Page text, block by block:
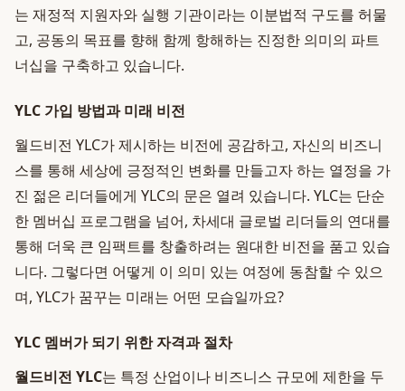
는 재정적 지원자와 실행 기관이라는 이분법적 구도를 허물
고, 공동의 목표를 향해 함께 항해하는 진정한 의미의 파트
너십을 구축하고 있습니다.
YLC 가입 방법과 미래 비전
월드비전 YLC가 제시하는 비전에 공감하고, 자신의 비즈니
스를 통해 세상에 긍정적인 변화를 만들고자 하는 열정을 가
진 젊은 리더들에게 YLC의 문은 열려 있습니다. YLC는 단순
한 멤버십 프로그램을 넘어, 차세대 글로벌 리더들의 연대를
통해 더욱 큰 임팩트를 창출하려는 원대한 비전을 품고 있습
니다. 그렇다면 어떻게 이 의미 있는 여정에 동참할 수 있으
며, YLC가 꿈꾸는 미래는 어떤 모습일까요?
YLC 멤버가 되기 위한 자격과 절차
월드비전 YLC는 특정 산업이나 비즈니스 규모에 제한을 두